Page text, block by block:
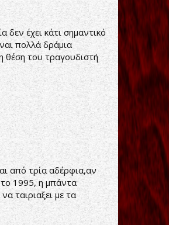
έχει κάτι σημαντικό
πολλά δράμια
θέση του τραγουδιστή
από τρία αδέρφια,αν
1995, η μπάντα
ταιριαξει με τα